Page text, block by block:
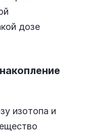
дозе
изотопа и